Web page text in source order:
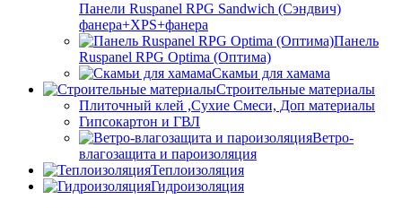
Панели Ruspanel RPG Sandwich (Сэндвич)
фанера+XPS+фанера
Панель
Ruspanel RPG Optima (Оптима)
Скамьи для хамама
Строительные материалы
Плиточный клей ,Сухие Смеси, Доп материалы
Гипсокартон и ГВЛ
Ветро-
влагозащита и пароизоляция
Теплоизоляция
Гидроизоляция